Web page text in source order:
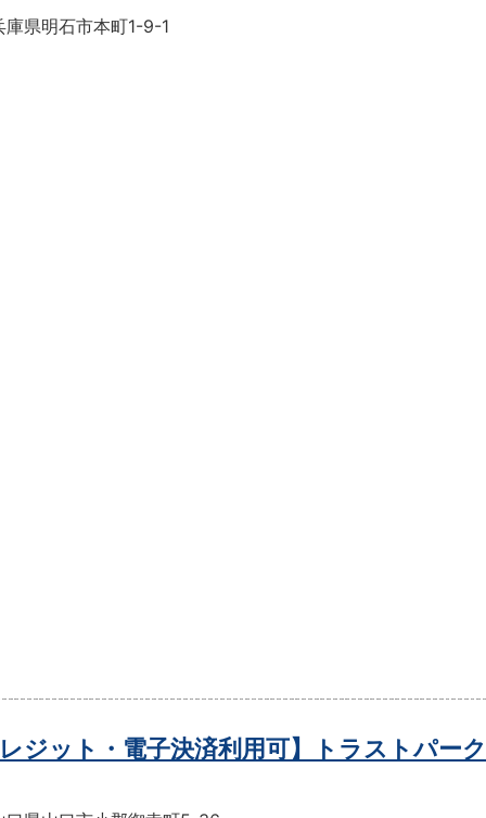
庫県明石市本町1-9-1
レジット・電子決済利用可】トラストパー